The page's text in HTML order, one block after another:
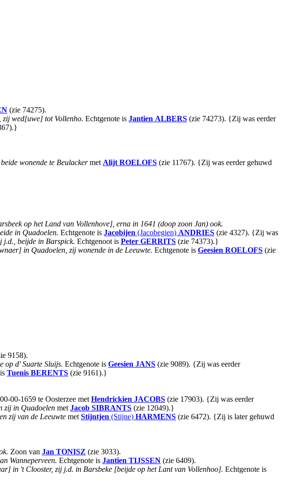
(zie 74275).
zij wed[uwe] tot Vollenho. Echtgenote is Jantien ALBERS (zie 74273). {Zij was eerder
wonende te Beulackermet Alijt ROELOFS (zie 11767). {Zij was eerder gehuwd
op het Land van Vollenhove], erna in 1641 (doop zoon Jan) ook.
in Quadoelen. Echtgenote is Jacobijen (Jacobegien) ANDRIES (zie 4327). {Zij was
j.d., beijde in Barspick. Echtgenoot is Peter GERRITS (zie 74373).}
in Quadoelen, zij wonende in de Leeuwte. Echtgenote is Geesien ROELOFS (zie
9158).
op d' Suarte Sluijs. Echtgenote is Geesien JANS (zie 9089). {Zij was eerder
Tuenis BERENTS (zie 9161).}
00-1659 te Oosterzee met Hendrickien JACOBS (zie 17903). {Zij was eerder
zij in Quadoelen met Jacob SIBRANTS (zie 12049).}
zij van de Leeuwte met Stijntjen (Stijne) HARMENS (zie 6472). {Zij is later gehuwd
Zoon van Jan TONISZ (zie 3033).
Wanneperveen. Echtgenote is Jantien TIJSSEN (zie 6409).
in 't Clooster, zij j.d. in Barsbeke [beijde op het Lant van Vollenhoo]. Echtgenote is